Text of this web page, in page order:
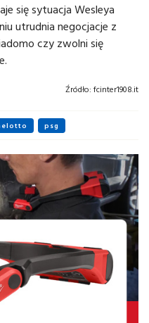
się sytuacja Wesleya
utrudnia negocjacje z
czy zwolni się
Źródło: fcinter1908.it
psg